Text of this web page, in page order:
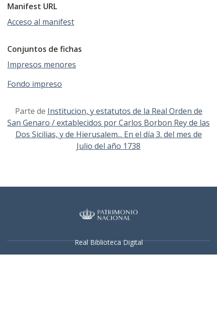
Manifest URL
Acceso al manifest
Conjuntos de fichas
Impresos menores
Fondo impreso
Parte de Institucion, y estatutos de la Real Orden de
San Genaro / extablecidos por Carlos Borbon Rey de las
Dos Sicilias, y de Hierusalem... En el día 3. del mes de
Julio del año 1738
Real Biblioteca Digital